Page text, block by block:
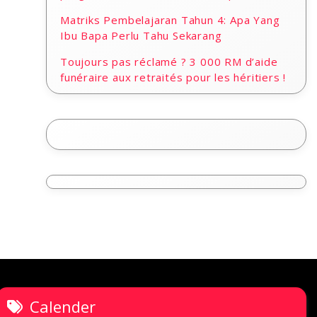
Matriks Pembelajaran Tahun 4: Apa Yang
Ibu Bapa Perlu Tahu Sekarang
Toujours pas réclamé ? 3 000 RM d’aide
funéraire aux retraités pour les héritiers !
Calender